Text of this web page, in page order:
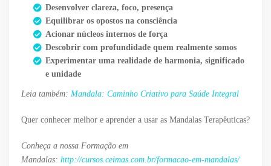
Desenvolver clareza, foco, presença
Equilibrar os opostos na consciência
Acionar núcleos internos de força
Descobrir com profundidade quem realmente somos
Experimentar uma realidade de harmonia, significado
e unidade
Leia também: Mandala: Caminho Criativo para Saúde Integral
Quer conhecer melhor e aprender a usar as Mandalas Terapêuticas?
Conheça a nossa Formação em
Mandalas: http://cursos.ceimas.com.br/formacao-em-mandalas/